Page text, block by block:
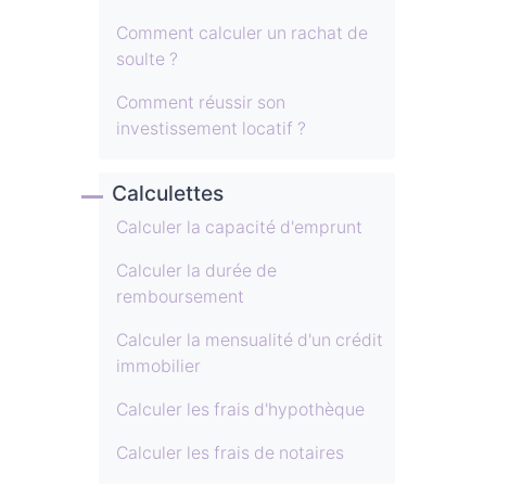
Comment calculer un rachat de
soulte ?
Comment réussir son
investissement locatif ?
Calculettes
Calculer la capacité d'emprunt
Calculer la durée de
remboursement
Calculer la mensualité d'un crédit
immobilier
Calculer les frais d'hypothèque
Calculer les frais de notaires